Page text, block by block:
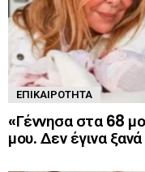
ΕΠΙΚΑΙΡΌΤΗΤΑ
«Γέννησα στα 68
μου. Δεν έγινα